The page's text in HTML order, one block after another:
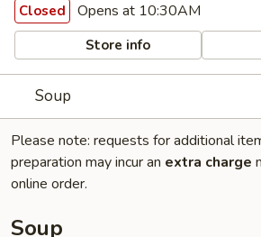
Closed Opens at 10:30AM
Store info
Soup
Please note: requests for additional
preparation may incur an extra charge
online order.
Soup